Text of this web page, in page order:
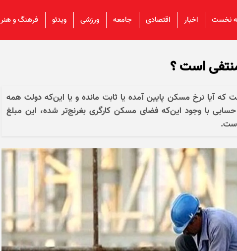
نخست اخبار اقتصادی جامعه ورزشی ویدئو فرهنگ و هنر
است ؟
آیا نرخ مسکن پایین آمده یا ثابت مانده و یا این‌که دولت همه
با وجود این‌که فضای مسکن کارگری بغرنج‌تر شده، این مبلغ